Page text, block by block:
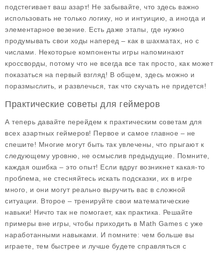
подстегивает ваш азарт! Не забывайте, что здесь важно
использовать не только логику, но и интуицию, а иногда и
элементарное везение. Есть даже этапы, где нужно
продумывать свои ходы наперед – как в шахматах, но с
числами. Некоторые компоненты игры напоминают
кроссворды, потому что не всегда все так просто, как может
показаться на первый взгляд! В общем, здесь можно и
поразмыслить, и развлечься, так что скучать не придется!
Практические советы для геймеров
А теперь давайте перейдем к практическим советам для
всех азартных геймеров! Первое и самое главное – не
спешите! Многие могут быть так увлечены, что прыгают к
следующему уровню, не осмыслив предыдущие. Помните,
каждая ошибка – это опыт! Если вдруг возникнет какая-то
проблема, не стесняйтесь искать подсказки, их в игре
много, и они могут реально выручить вас в сложной
ситуации. Второе – тренируйте свои математические
навыки! Ничто так не помогает, как практика. Решайте
примеры вне игры, чтобы приходить в Math Games с уже
наработанными навыками. И помните: чем больше вы
играете, тем быстрее и лучше будете справляться с